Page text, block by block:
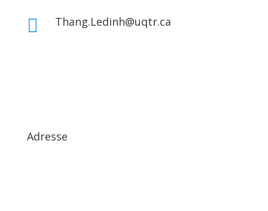
 Thang.Ledinh@uqtr.ca
Adresse